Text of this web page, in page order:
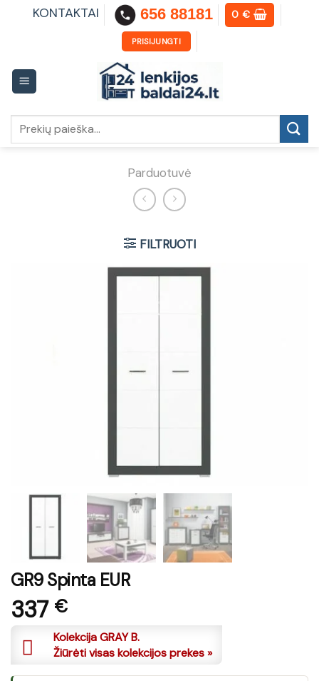
KONTAKTAI 656 88181 0€
PRISIJUNGTI
Parduotuvė
FILTRUOTI
GR9 Spinta EUR
337 €
Kolekcija GRAY B.
Žiūrėti visas kolekcijos prekes »